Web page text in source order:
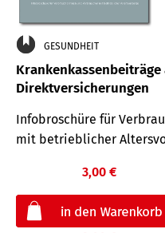
GESUNDHEIT
Direktversicherungen
Infobroschüre für
mit betrieblicher
3,00 €